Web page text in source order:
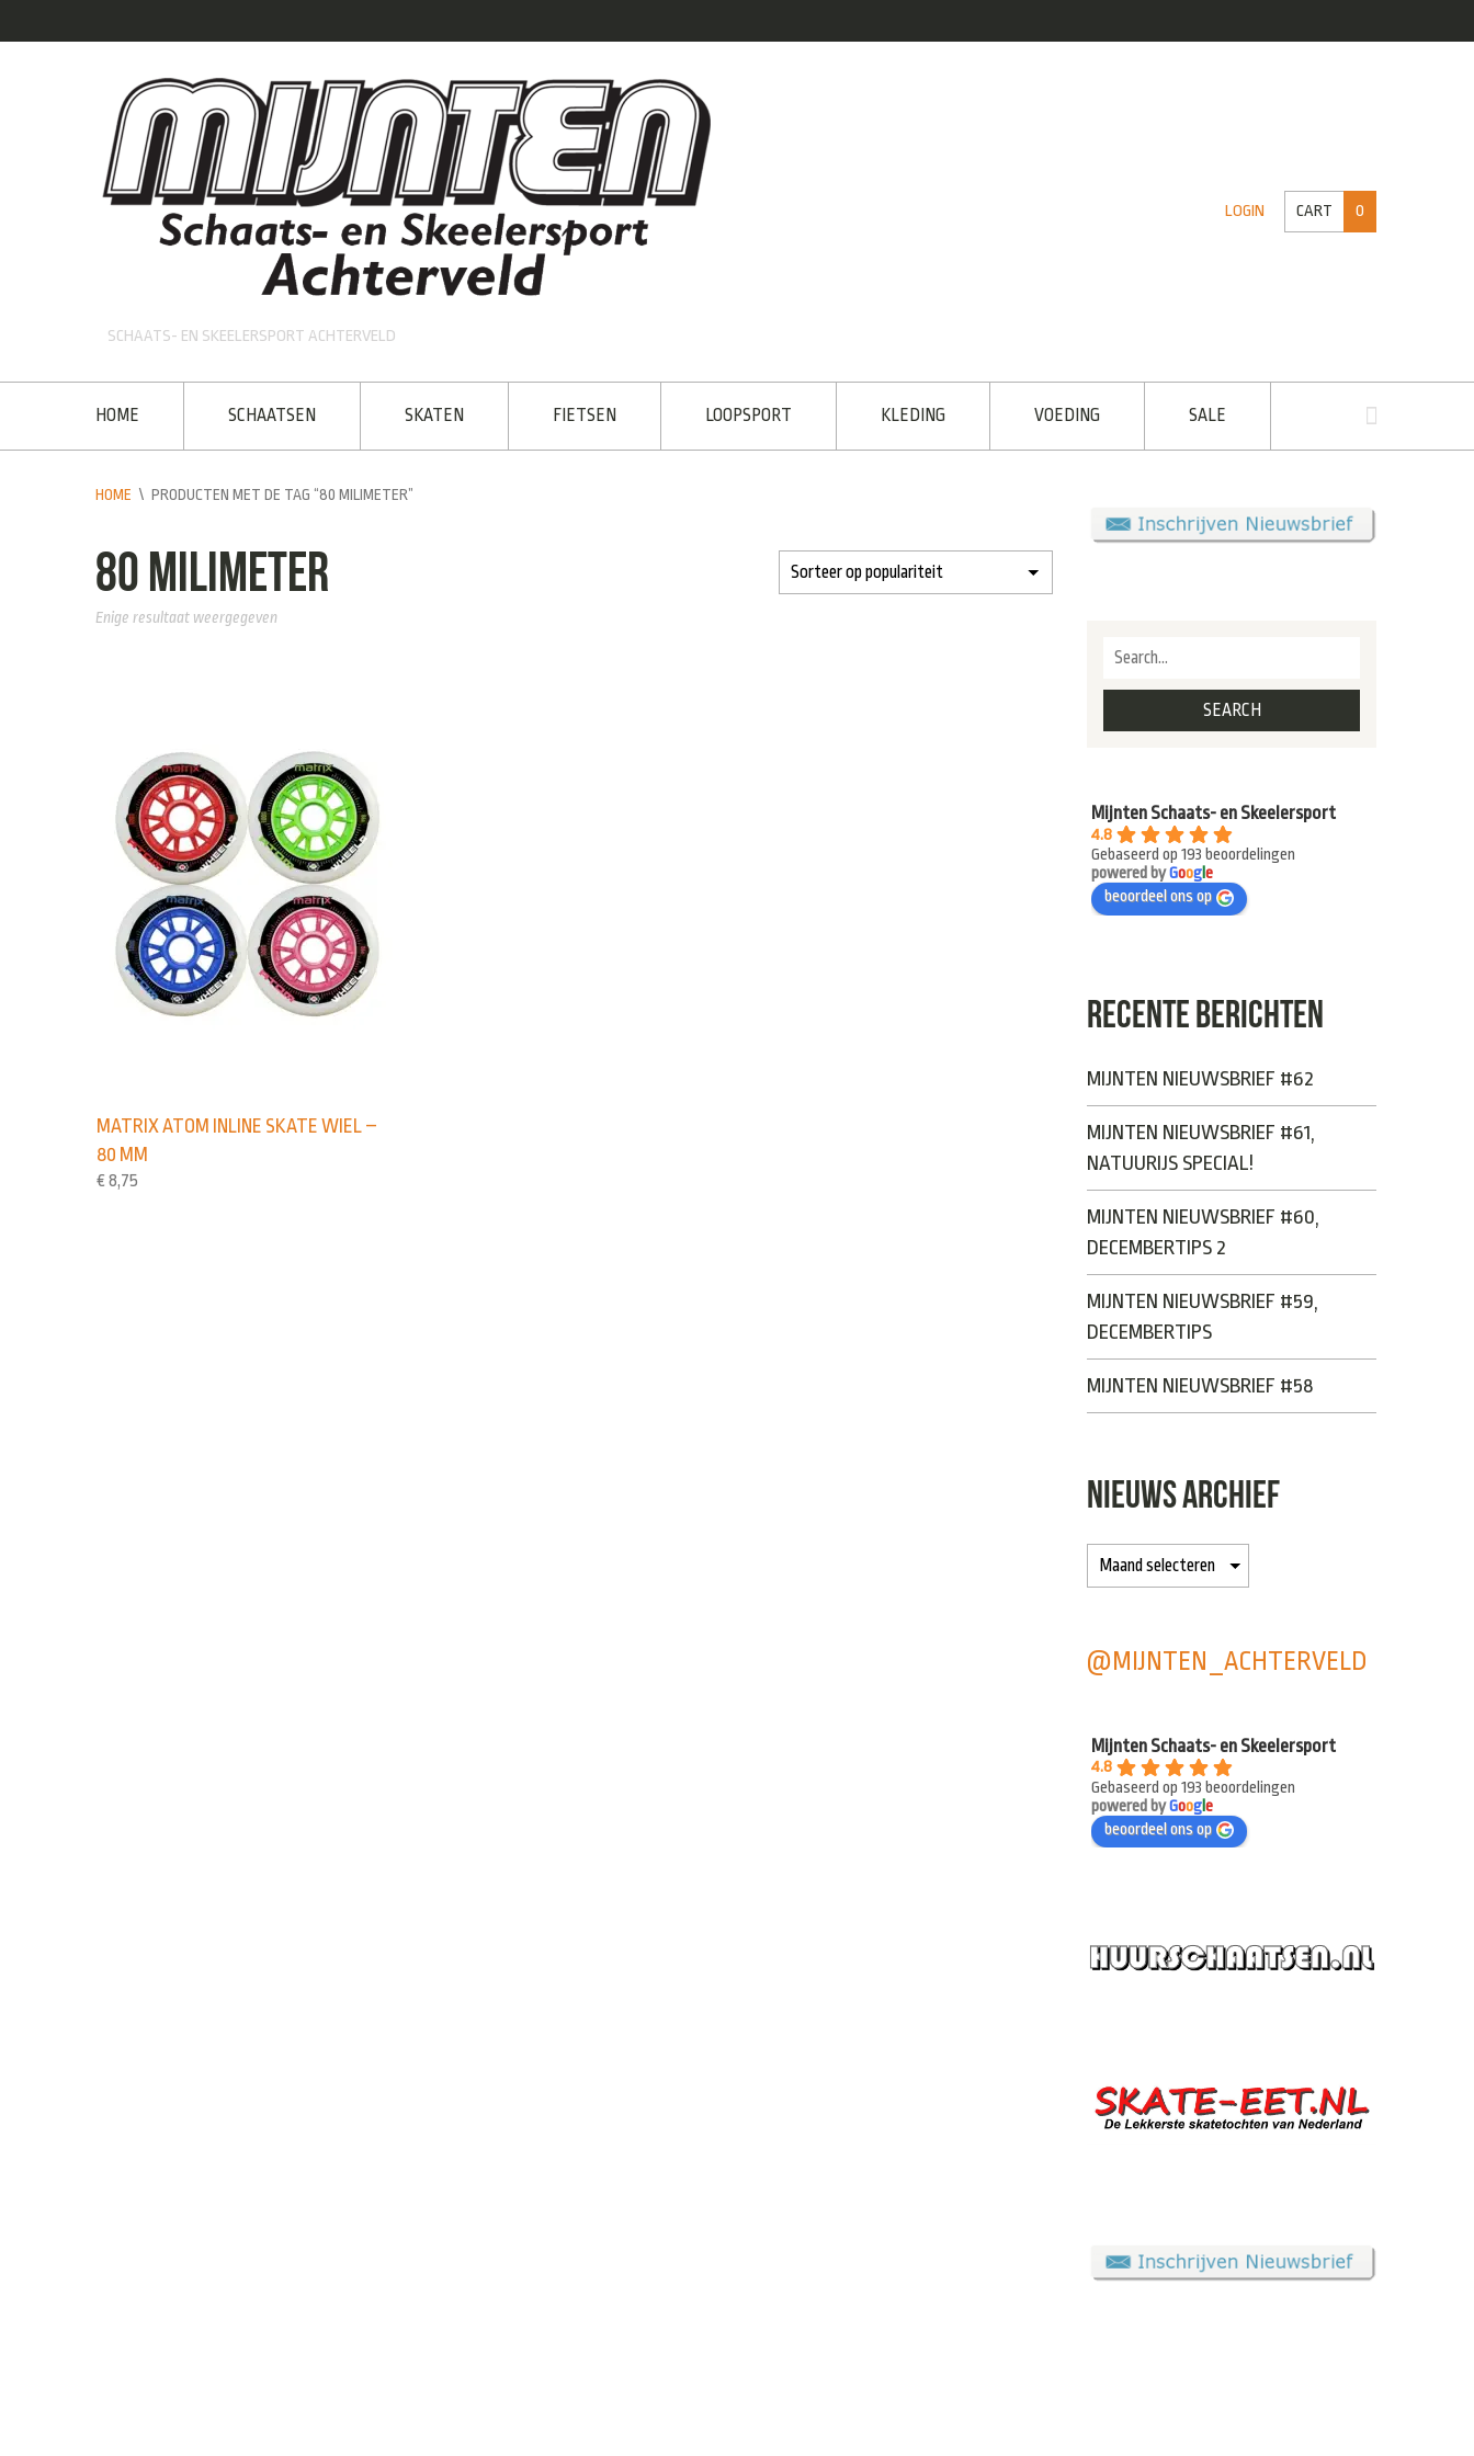
SCHAATS- EN SKEELERSPORT ACHTERVELD
LOGIN CART 0
HOME SCHAATSEN SKATEN FIETSEN LOOPSPORT KLEDING VOEDING SALE
HOME \ PRODUCTEN MET DE TAG “80 MILIMETER”
80 milimeter
Enige resultaat weergegeven
MATRIX ATOM INLINE SKATE WIEL –
80 MM
€ 8,75
Mijnten Schaats- en Skeelersport
4.8
Gebaseerd op 193 beoordelingen
powered byGoogle
beoordeel ons op
RECENTE BERICHTEN
MIJNTEN NIEUWSBRIEF #62
MIJNTEN NIEUWSBRIEF #61,
NATUURIJS SPECIAL!
MIJNTEN NIEUWSBRIEF #60,
DECEMBERTIPS 2
MIJNTEN NIEUWSBRIEF #59,
DECEMBERTIPS
MIJNTEN NIEUWSBRIEF #58
NIEUWS ARCHIEF
@MIJNTEN_ACHTERVELD
Mijnten Schaats- en Skeelersport
4.8
Gebaseerd op 193 beoordelingen
powered byGoogle
beoordeel ons op